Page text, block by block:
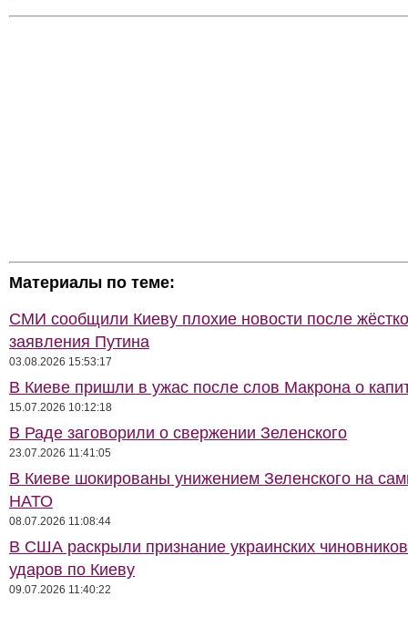
Материалы по теме:
СМИ сообщили Киеву плохие новости после
заявления Путина
03.08.2026 15:53:17
В Киеве пришли в ужас после слов Макрона о
15.07.2026 10:12:18
В Раде заговорили о свержении Зеленского
23.07.2026 11:41:05
В Киеве шокированы унижением Зеленского на
НАТО
08.07.2026 11:08:44
В США раскрыли признание украинских
ударов по Киеву
09.07.2026 11:40:22